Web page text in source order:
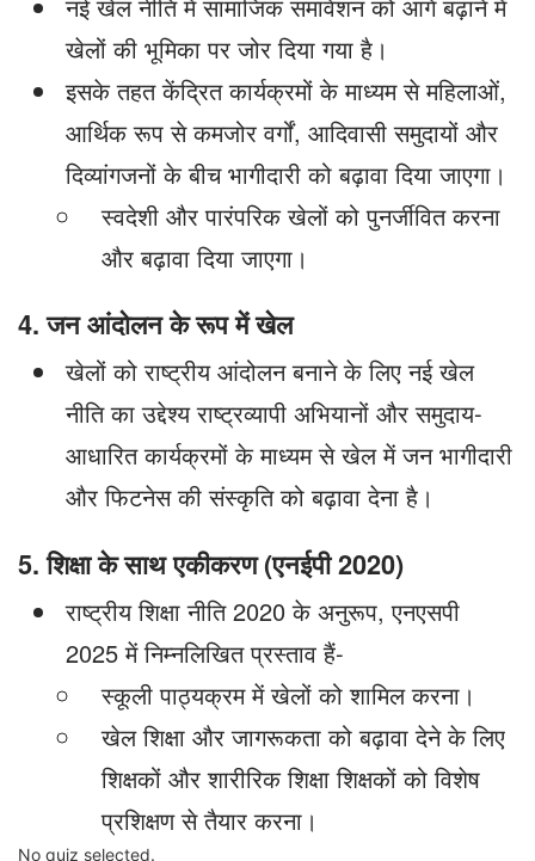
खेलों की भूमिका पर जोर दिया गया है।
इसके तहत केंद्रित कार्यक्रमों के माध्यम से महिलाओं,
आर्थिक रूप से कमजोर वर्गों, आदिवासी समुदायों और
दिव्यांगजनों के बीच भागीदारी को बढ़ावा दिया जाएगा।
स्वदेशी और पारंपरिक खेलों को पुनर्जीवित करना
और बढ़ावा दिया जाएगा।
4. जन आंदोलन के रूप में खेल
खेलों को राष्ट्रीय आंदोलन बनाने के लिए नई खेल
नीति का उद्देश्य राष्ट्रव्यापी अभियानों और समुदाय-
आधारित कार्यक्रमों के माध्यम से खेल में जन भागीदारी
और फिटनेस की संस्कृति को बढ़ावा देना है।
5. शिक्षा के साथ एकीकरण (एनईपी 2020)
राष्ट्रीय शिक्षा नीति 2020 के अनुरूप, एनएसपी
2025 में निम्नलिखित प्रस्ताव हैं-
स्कूली पाठ्यक्रम में खेलों को शामिल करना।
खेल शिक्षा और जागरूकता को बढ़ावा देने के लिए
शिक्षकों और शारीरिक शिक्षा शिक्षकों को विशेष
प्रशिक्षण से तैयार करना।
No quiz selected.